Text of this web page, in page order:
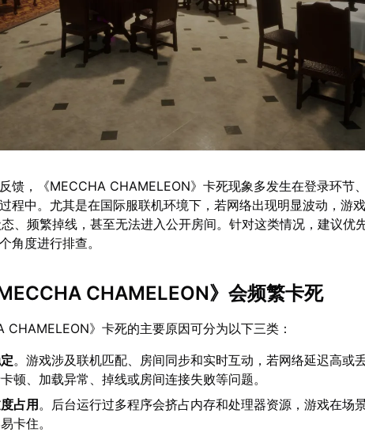
馈，《MECCHA CHAMELEON》卡死现象多发生在登录环节
程中。尤其是在国际服联机环境下，若网络出现明显波动，游
态、频繁掉线，甚至无法进入公开房间。针对这类情况，建议优
角度进行排查。
CHAMELEON》会频繁卡死
CHAMELEON》卡死的主要原因可分为以下三类：
。游戏涉及联机匹配、房间同步和实时互动，若网络延迟高或
顿、加载异常、掉线或房间连接失败等问题。
占用。后台运行过多程序会挤占内存和处理器资源，游戏在场
卡住。